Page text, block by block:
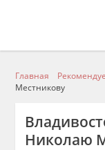
Главная
Местникову
Николаю